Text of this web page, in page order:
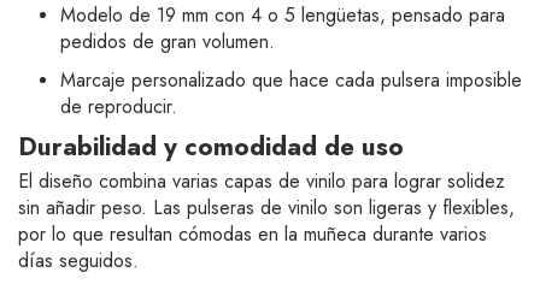
Modelo de 19 mm con 4 o 5 lengüetas, pensado para
pedidos de gran volumen.
Marcaje personalizado que hace cada pulsera imposible
de reproducir.
Durabilidad y comodidad de uso
El diseño combina varias capas de vinilo para lograr solidez
sin añadir peso. Las pulseras de vinilo son ligeras y flexibles,
por lo que resultan cómodas en la muñeca durante varios
días seguidos.